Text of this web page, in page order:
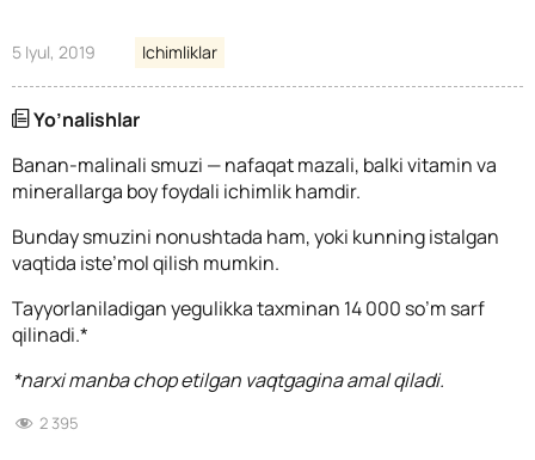
5 Iyul, 2019 Ichimliklar
Yo’nalishlar
Banan-malinali smuzi — nafaqat mazali, balki vitamin va
minerallarga boy foydali ichimlik hamdir.
Bunday smuzini nonushtada ham, yoki kunning istalgan
vaqtida iste’mol qilish mumkin.
Tayyorlaniladigan yegulikka taxminan 14 000 so’m sarf
qilinadi.*
*narxi manba chop etilgan vaqtgagina amal qiladi.
2 395